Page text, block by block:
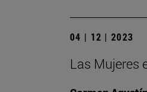
04 | 12 | 2023
Las Mujeres